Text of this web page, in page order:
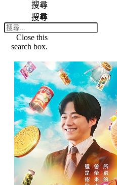
搜尋
搜尋
Close this
search box.